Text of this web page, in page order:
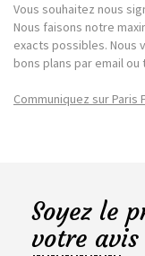
Vous souhaitez nous
Nous faisons notre
exacts possibles.
bons plans par email
Communiquez sur Paris
Soyez le
votre